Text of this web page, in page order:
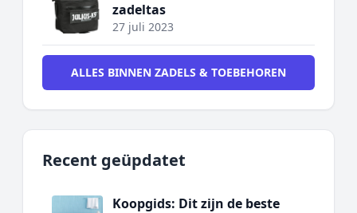
zadeltas
27 juli 2023
ALLES BINNEN ZADELS & TOEBEHOREN
Recent geüpdatet
Koopgids: Dit zijn de beste